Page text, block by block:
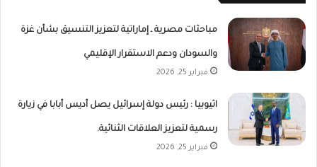
مباحثات مصرية ـ إماراتية لتعزيز التنسيق بشأن غزة
والسودان ودعم الاستقرار الإقليمي
فبراير 25, 2026
اثيوبيا : رئيس دولة إسرائيل يصل أديس أبابا في زيارة
رسمية لتعزيز العلاقات الثنائية.
فبراير 25, 2026